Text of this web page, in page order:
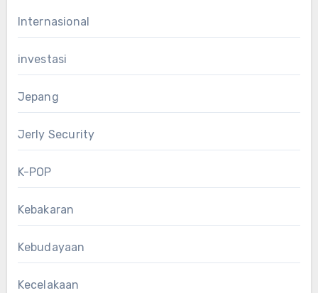
Internasional
investasi
Jepang
Jerly Security
K-POP
Kebakaran
Kebudayaan
Kecelakaan